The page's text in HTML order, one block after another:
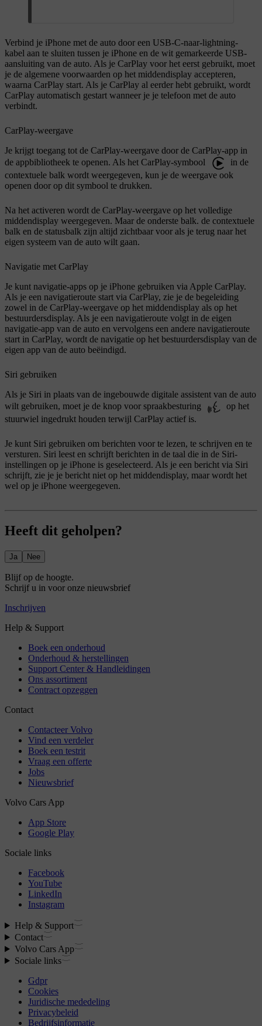
Verbind je iPhone met de auto door een USB-C-naar-lightning-
kabel aan te sluiten tussen je iPhone en de wit gemarkeerde USB-
aansluiting van de auto. Als je CarPlay voor het eerst gebruikt, moet
je de algemene voorwaarden op het middendisplay accepteren,
waarna CarPlay start. Als je CarPlay al eerder hebt gebruikt, wordt
CarPlay automatisch gestart wanneer je je telefoon met de auto
verbindt.
CarPlay-weergave
Je krijgt toegang tot de CarPlay-weergave door de CarPlay-app in
de appbibliotheek te openen. Als het CarPlay-symbool
in de
contextuele balk wordt weergegeven, kun je de weergave ook
openen door op dit symbool te drukken.
Na het activeren wordt de CarPlay-weergave op het volledige
middendisplay weergegeven. Maar de onderste balk. de contextuele
balk en de statusbalk zijn altijd zichtbaar voor als je terug naar het
eigen systeem van de auto wilt gaan.
Navigatie met CarPlay
Je kunt navigatie-apps op je iPhone gebruiken via Apple CarPlay.
Als je een navigatieroute start via CarPlay, zie je de begeleiding
zowel in de CarPlay-weergave op het middendisplay als op het
bestuurdersdisplay. Als je een navigatieroute volgt in de eigen
navigatie-app van de auto en vervolgens een andere navigatieroute
start in CarPlay, wordt de navigatie op het bestuurdersdisplay van de
eigen app van de auto beëindigd.
Siri gebruiken
Als je Siri in plaats van de ingebouwde digitale assistent van de auto
wilt gebruiken, moet je de knop voor spraakbesturing
op het
stuurwiel ingedrukt houden terwijl CarPlay actief is.
Je kunt Siri gebruiken om berichten voor te lezen, te schrijven en te
versturen. Siri leest en schrijft berichten in de taal die in de Siri-
instellingen op je iPhone is geselecteerd. Als je een bericht via Siri
schrijft, zie je je bericht niet op het middendisplay, maar wordt het
wel op je iPhone weergegeven.
Heeft dit geholpen?
Ja Nee